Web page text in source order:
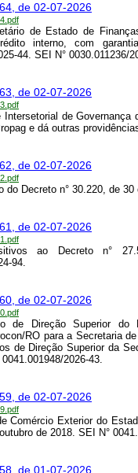
de 02-07-2026
de Estado de
interno, com
44. SEI N° 0030.011236/
de 02-07-2026
Intersetorial de
e dá outras
de 02-07-2026
do Decreto n° 30.220, de
de 02-07-2026
ao Decreto n°
94.
de 02-07-2026
de Direção Superior
RO para a Secretaria
de Direção Superior da
2026-43.
de 02-07-2026
Comércio Exterior do
de 2018. SEI N°
de 01-07-2026